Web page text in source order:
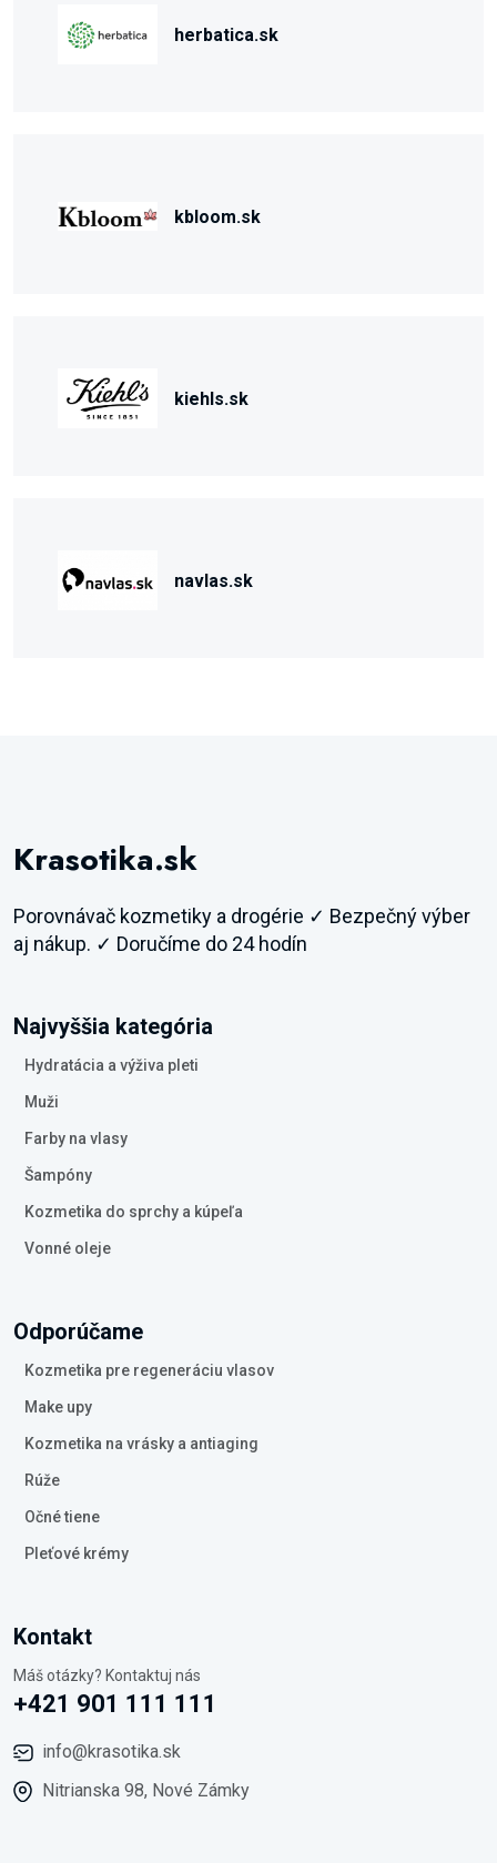
herbatica.sk
kbloom.sk
kiehls.sk
navlas.sk
Krasotika.sk
Porovnávač kozmetiky a drogérie ✓ Bezpečný výber
aj nákup. ✓ Doručíme do 24 hodín
Najvyššia kategória
Hydratácia a výživa pleti
Muži
Farby na vlasy
Šampóny
Kozmetika do sprchy a kúpeľa
Vonné oleje
Odporúčame
Kozmetika pre regeneráciu vlasov
Make upy
Kozmetika na vrásky a antiaging
Rúže
Očné tiene
Pleťové krémy
Kontakt
Máš otázky? Kontaktuj nás
+421 901 111 111
info@krasotika.sk
Nitrianska 98, Nové Zámky